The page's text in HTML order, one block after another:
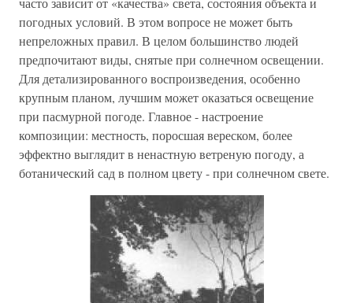
погодных условий. В этом вопросе не может быть
непреложных правил. В целом большинство людей
предпочитают виды, снятые при солнечном освещении.
Для детализированного воспроизведения, особенно
крупным планом, лучшим может оказаться освещение
при пасмурной погоде. Главное - настроение
композиции: местность, поросшая вереском, более
эффектно выглядит в ненастную ветреную погоду, а
ботанический сад в полном цвету - при солнечном свете.